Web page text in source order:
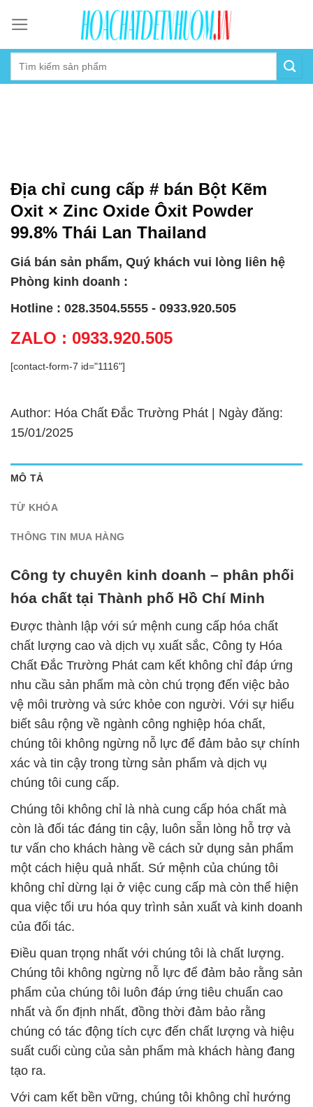
content
Địa chỉ cung cấp # bán Bột Kẽm
Oxit × Zinc Oxide Ôxit Powder
99.8% Thái Lan Thailand
Giá bán sản phẩm, Quý khách vui lòng liên hệ
Phòng kinh doanh :
Hotline : 028.3504.5555 - 0933.920.505
ZALO : 0933.920.505
[contact-form-7 id="1116"]
Author: Hóa Chất Đắc Trường Phát | Ngày đăng:
15/01/2025
MÔ TẢ
TỪ KHÓA
THÔNG TIN MUA HÀNG
Công ty chuyên kinh doanh – phân phối
hóa chất tại Thành phố Hồ Chí Minh
Được thành lập với sứ mệnh cung cấp hóa chất
chất lượng cao và dịch vụ xuất sắc, Công ty Hóa
Chất Đắc Trường Phát cam kết không chỉ đáp ứng
nhu cầu sản phẩm mà còn chú trọng đến việc bảo
vệ môi trường và sức khỏe con người. Với sự hiểu
biết sâu rộng về ngành công nghiệp hóa chất,
chúng tôi không ngừng nỗ lực để đảm bảo sự chính
xác và tin cậy trong từng sản phẩm và dịch vụ
chúng tôi cung cấp.
Chúng tôi không chỉ là nhà cung cấp hóa chất mà
còn là đối tác đáng tin cậy, luôn sẵn lòng hỗ trợ và
tư vấn cho khách hàng về cách sử dụng sản phẩm
một cách hiệu quả nhất. Sứ mệnh của chúng tôi
không chỉ dừng lại ở việc cung cấp mà còn thể hiện
qua việc tối ưu hóa quy trình sản xuất và kinh doanh
của đối tác.
Điều quan trọng nhất với chúng tôi là chất lượng.
Chúng tôi không ngừng nỗ lực để đảm bảo rằng sản
phẩm của chúng tôi luôn đáp ứng tiêu chuẩn cao
nhất và ổn định nhất, đồng thời đảm bảo rằng
chúng có tác động tích cực đến chất lượng và hiệu
suất cuối cùng của sản phẩm mà khách hàng đang
tạo ra.
Với cam kết bền vững, chúng tôi không chỉ hướng